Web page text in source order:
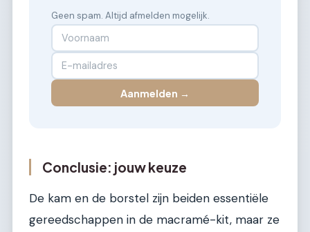
Geen spam. Altijd afmelden mogelijk.
Aanmelden →
Conclusie: jouw keuze
De kam en de borstel zijn beiden essentiële
gereedschappen in de macramé-kit, maar ze